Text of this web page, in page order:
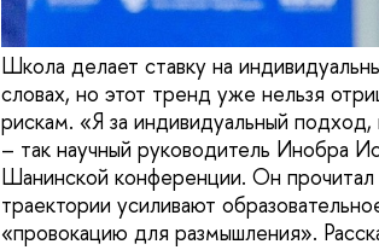
Школа делает ставку на
словах, но этот тренд уже нельзя
рискам. «Я за индивидуальный
– так научный руководитель Инобра
Шанинской конференции. Он
траектории усиливают
«провокацию для размышления».